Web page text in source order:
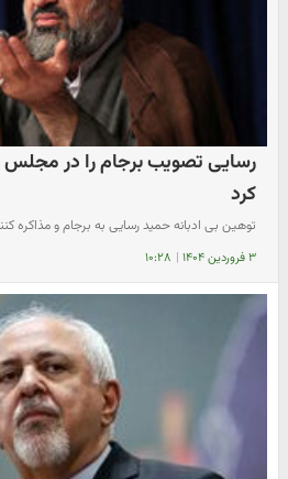
رسایی تصویب برجام را در
کرد
توهین بی ادبانه حمید رسایی به برجام و مذاکره
۳ فروردین ۱۴۰۴ | ۱۰:۲۸